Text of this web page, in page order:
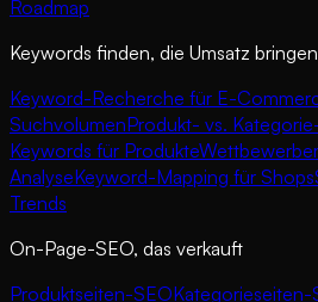
Roadmap
Keywords finden, die Umsatz bringen
Keyword-Recherche für E-
SuchvolumenProdukt- vs.
Keywords für Produkte
AnalyseKeyword-Mapping für Shops
Trends
On-Page-SEO, das verkauft
Produktseiten-SEOKategorieseiten-